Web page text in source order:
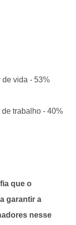
de vida - 53%
trabalho - 40%
que o
garantir a
nesse